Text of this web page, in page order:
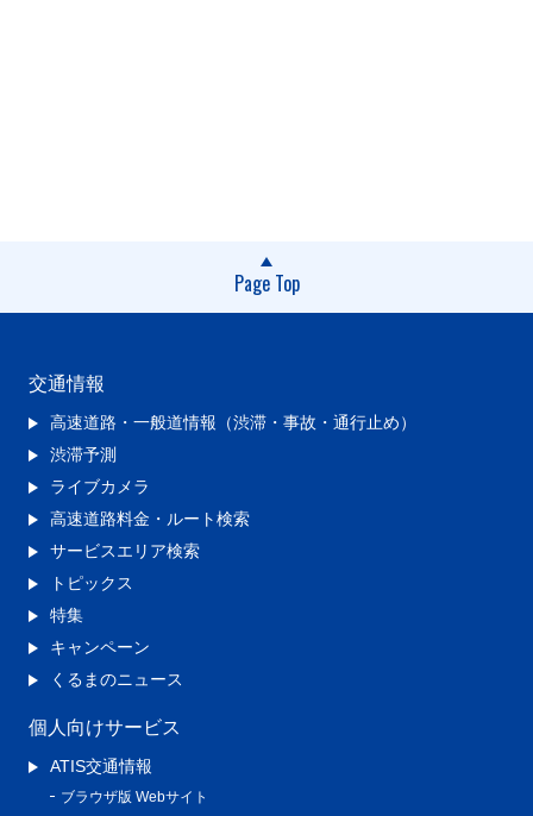
Page Top
交通情報
高速道路・一般道情報（渋滞・事故・通行止め）
渋滞予測
ライブカメラ
高速道路料金・ルート検索
サービスエリア検索
トピックス
特集
キャンペーン
くるまのニュース
個人向けサービス
ATIS交通情報
ブラウザ版 Webサイト